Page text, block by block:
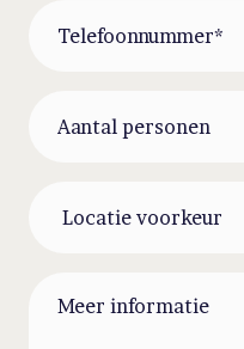
personen
voorkeur
informatie